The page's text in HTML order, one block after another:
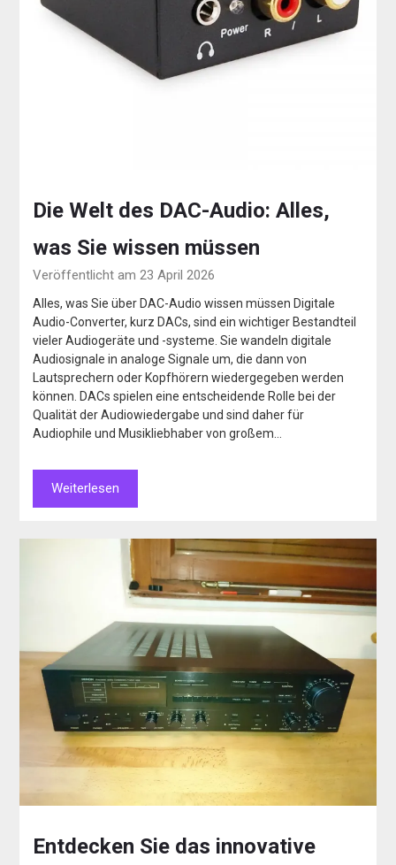
Die Welt des DAC-Audio: Alles,
was Sie wissen müssen
Veröffentlicht am 23 April 2026
Alles, was Sie über DAC-Audio wissen müssen Digitale
Audio-Converter, kurz DACs, sind ein wichtiger Bestandteil
vieler Audiogeräte und -systeme. Sie wandeln digitale
Audiosignale in analoge Signale um, die dann von
Lautsprechern oder Kopfhörern wiedergegeben werden
können. DACs spielen eine entscheidende Rolle bei der
Qualität der Audiowiedergabe und sind daher für
Audiophile und Musikliebhaber von großem…
Weiterlesen
Entdecken Sie das innovative